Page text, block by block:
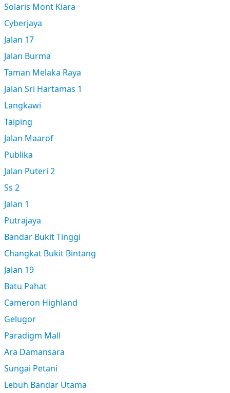
Solaris Mont Kiara
Cyberjaya
Jalan 17
Jalan Burma
Taman Melaka Raya
Jalan Sri Hartamas 1
Langkawi
Taiping
Jalan Maarof
Publika
Jalan Puteri 2
Ss 2
Jalan 1
Putrajaya
Bandar Bukit Tinggi
Changkat Bukit Bintang
Jalan 19
Batu Pahat
Cameron Highland
Gelugor
Paradigm Mall
Ara Damansara
Sungai Petani
Lebuh Bandar Utama